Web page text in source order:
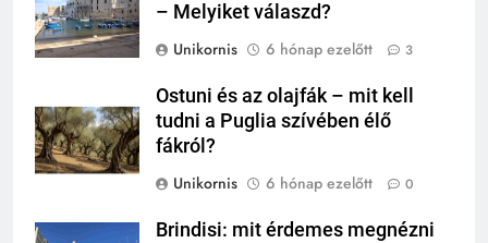
– Melyiket válaszd?
Unikornis
6 hónap ezelőtt 3
Ostuni és az olajfák – mit kell
tudni a Puglia szívében élő
fákról?
Unikornis
6 hónap ezelőtt 0
Brindisi: mit érdemes megnézni